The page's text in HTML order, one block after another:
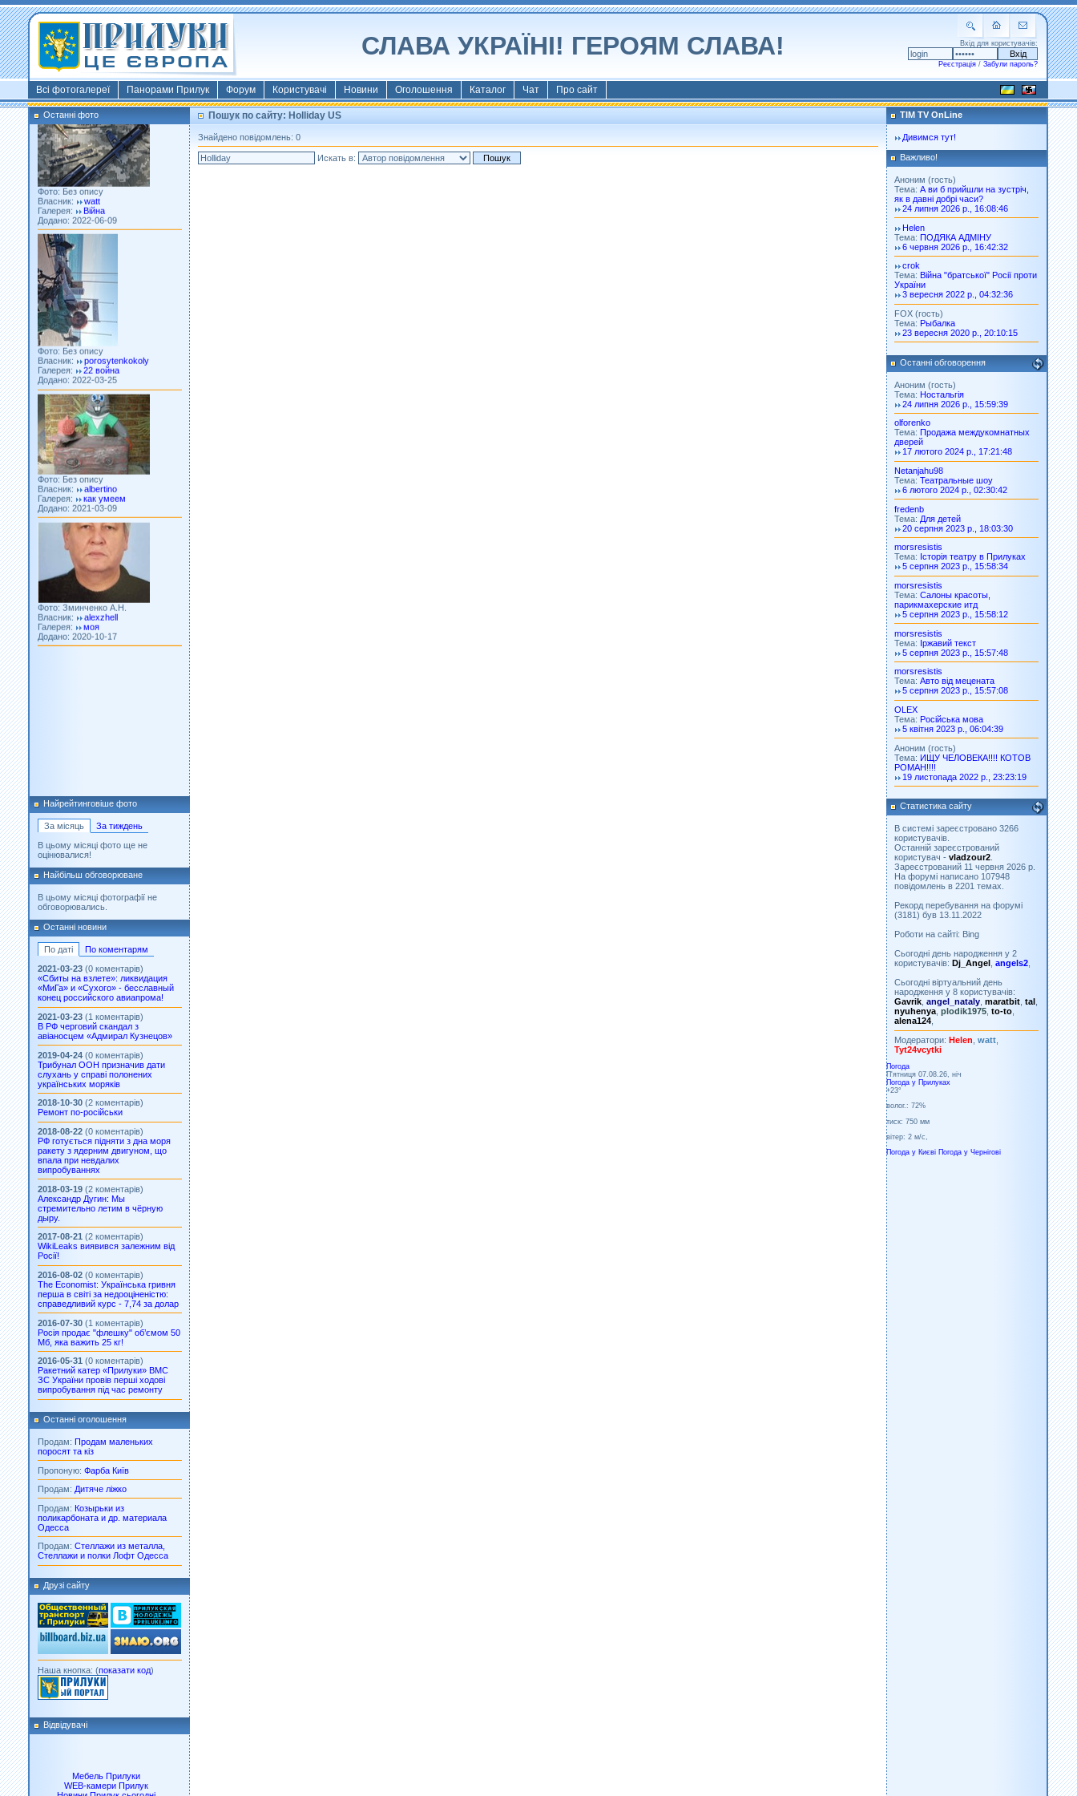
СЛАВА УКРАЇНІ! ГЕРОЯМ СЛАВА! Вхід для користувачів:
Реєстрація / Забули пароль?
Всі фотогалереї Панорами Прилук Форум Користувачі Новини Оголошення Каталог Чат Про сайт
Останні фото
Фото: Київ 2022
Власник:
morsresistis
Галерея:
Templates
Додано: 2022-11-13
Фото: Без опису
Власник:
watt
Галерея:
Війна
Додано: 2022-06-09
Фото: Без опису
Власник:
Галерея:
22 война
Додано: 2022-03-25
Фото: Без опису
Власник:
albertino
Галерея:
как умеем
Додано: 2021-03-09
Фото: Зминченко А.Н.
Власник:
alexzhell
Галерея:
моя
Додано: 2020-10-17
Найрейтинговіше фото
За місяць
За тиждень
В цьому місяці фото ще не
оцінювалися!
Найбільш обговорюване
В цьому місяці фотографії не
обговорювались.
Останні новини
По даті
По коментарям
2021-03-23 (0 коментарів)
«Сбиты на взлете»: ликвидация
«МиГа» и «Сухого» - бесславный
конец российского авиапрома!
2021-03-23 (1 коментарів)
В РФ черговий скандал з
авіаносцем «Адмирал Кузнецов»
2019-04-24 (0 коментарів)
Трибунал ООН призначив дати
слухань у справі полонених
українських моряків
2018-10-30 (2 коментарів)
Ремонт по-російськи
2018-08-22 (0 коментарів)
РФ готується підняти з дна моря
ракету з ядерним двигуном, що
впала при невдалих
випробуваннях
2018-03-19 (2 коментарів)
Александр Дугин: Мы
стремительно летим в чёрную
дыру.
2017-08-21 (2 коментарів)
WikiLeaks виявився залежним від
Росії!
2016-08-02 (0 коментарів)
The Economist: Українська гривня
перша в світі за недооціненістю:
справедливий курс - 7,74 за долар
2016-07-30 (1 коментарів)
Росія продає "флешку" об’ємом 50
Мб, яка важить 25 кг!
2016-05-31 (0 коментарів)
Ракетний катер «Прилуки» ВМС
ЗС України провів перші ходові
випробування під час ремонту
Останні оголошення
Продам: Продам маленьких
поросят та кіз
Пропоную: Фарба Київ
Продам: Дитяче ліжко
Продам: Козырьки из
поликарбоната и др. материала
Одесса
Продам: Стеллажи из металла,
Стеллажи и полки Лофт Одесса
Друзі сайту
Наша кнопка: (показати код)
Відвідувачі
Мебель Прилуки
WEB-камери Прилук
Пошук по сайту: Holliday US
Знайдено повідомлень: 0
Искать в:
TIM TV OnLine
Дивимся тут!
Важливо!
Аноним (гость)
Тема: А ви б прийшли на зустріч,
як в давні добрі часи?
24 липня 2026 р., 16:08:46
Helen
Тема: ПОДЯКА АДМІНУ
6 червня 2026 р., 16:42:32
crok
Тема: Війна "братської" Росії проти
України
3 вересня 2022 р., 04:32:36
FOX (гость)
Тема: Рыбалка
23 вересня 2020 р., 20:10:15
Останні обговорення
Аноним (гость)
Тема: Ностальгія
24 липня 2026 р., 15:59:39
olforenko
Тема: Продажа междукомнатных
дверей
17 лютого 2024 р., 17:21:48
Netanjahu98
Тема: Театральные шоу
6 лютого 2024 р., 02:30:42
fredenb
Тема: Для детей
20 серпня 2023 р., 18:03:30
morsresistis
Тема: Історія театру в Прилуках
5 серпня 2023 р., 15:58:34
morsresistis
Тема: Салоны красоты,
парикмахерские итд
5 серпня 2023 р., 15:58:12
morsresistis
Тема: Іржавий текст
5 серпня 2023 р., 15:57:48
morsresistis
Тема: Авто від мецената
5 серпня 2023 р., 15:57:08
OLEX
Тема: Російська мова
5 квітня 2023 р., 06:04:39
Аноним (гость)
Тема: ИЩУ ЧЕЛОВЕКА!!!! КОТОВ
РОМАН!!!!
19 листопада 2022 р., 23:23:19
Статистика сайту
В системі зареєстровано 3266
користувачів.
Останній зареєстрований
користувач - vladzour2
Зареєстрований 11 червня 2026 р.
На форумі написано 107948
повідомлень в 2201 темах.
Рекорд перебування на форумі
(3181) був 13.11.2022
Роботи на сайті: Bing
Сьогодні день народження у 2
користувачів: Dj_Angel angels2
Сьогодні віртуальний день
народження у 8 користувачів:
Gavrik angel_nataly maratbit tal
nyuhenya plodik1975 to-to
alena124
Модератори: Helen watt
Tyt24vcytki
Погода
П'ятниця 07.08.26, ніч
Погода у Прилуках
+23°
волог.: 72%
тиск: 750 мм
вітер: 2 м/с,
Погода у Києві Погода у Чернігові